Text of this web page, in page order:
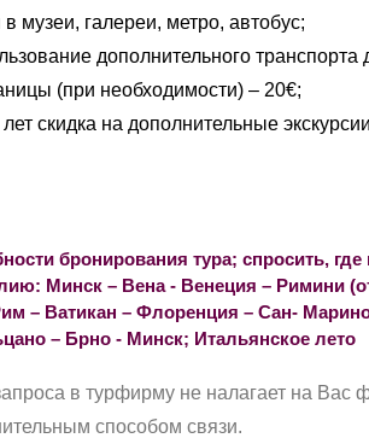
музеи, галереи, метро, автобус;
дополнительного транспорта
(при необходимости) – 20€;
скидка на дополнительные
бронирования тура; спросить,
Минск – Вена - Венеция – Римини
– Ватикан – Флоренция – Сан-
– Брно - Минск; Итальянское лето
в турфирму не налагает на Вас
способом связи.